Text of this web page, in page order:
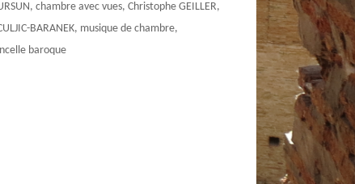
,chambre avec vues,Christophe GEILLER,
BARANEK, musique de chambre,
baroque